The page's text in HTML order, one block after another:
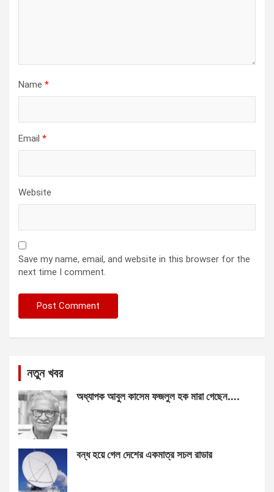
Name *
Email *
Website
Save my name, email, and website in this browser for the
next time I comment.
নতুন খবর
অধ্যাপক আবুল কাসেম ফজলুল হক মারা গেছেন….
বন্ধ হয়ে গেল দেশের একমাত্র সচল রাডার